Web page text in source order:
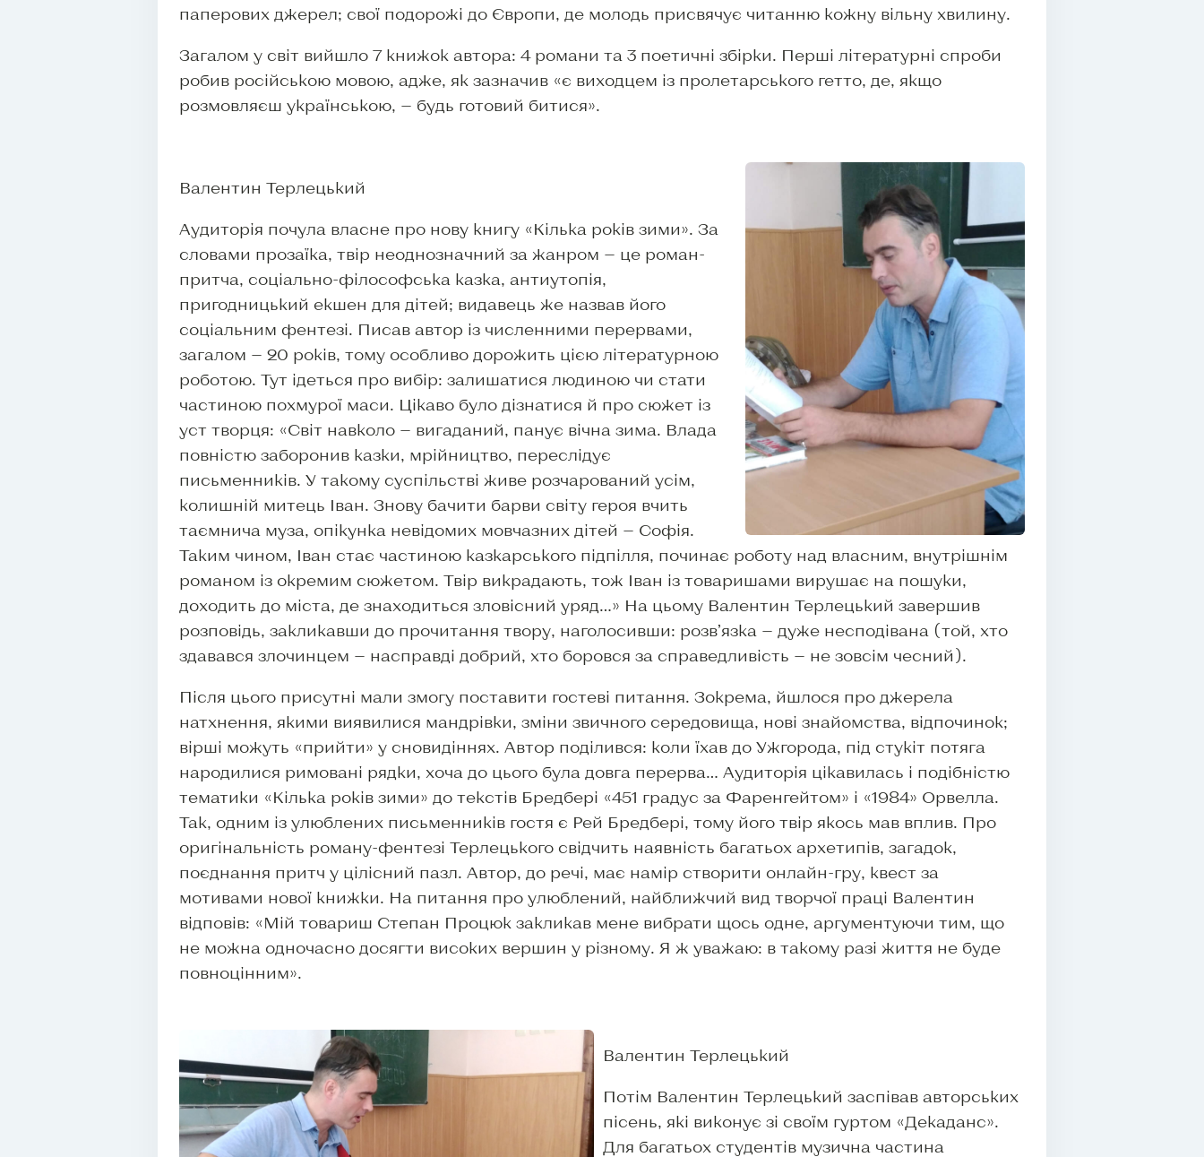
паперових джерел; свої подорожі до Європи, де молодь присвячує читанню кожну вільну хвилину.
Загалом у світ вийшло 7 книжок автора: 4 романи та 3 поетичні збірки. Перші літературні спроби
робив російською мовою, адже, як зазначив «є виходцем із пролетарського гетто, де, якщо
розмовляєш українською, — будь готовий битися».
Валентин Терлецький
Аудиторія почула власне про нову книгу «Кілька років зими». За
словами прозаїка, твір неоднозначний за жанром — це роман-
притча, соціально-філософська казка, антиутопія,
пригодницький екшен для дітей; видавець же назвав його
соціальним фентезі. Писав автор із численними перервами,
загалом — 20 років, тому особливо дорожить цією літературною
роботою. Тут ідеться про вибір: залишатися людиною чи стати
частиною похмурої маси. Цікаво було дізнатися й про сюжет із
уст творця: «Світ навколо — вигаданий, панує вічна зима. Влада
повністю заборонив казки, мрійництво, переслідує
письменників. У такому суспільстві живе розчарований усім,
колишній митець Іван. Знову бачити барви світу героя вчить
таємнича муза, опікунка невідомих мовчазних дітей — Софія.
Таким чином, Іван стає частиною казкарського підпілля, починає роботу над власним, внутрішнім
романом із окремим сюжетом. Твір викрадають, тож Іван із товаришами вирушає на пошуки,
доходить до міста, де знаходиться зловісний уряд…» На цьому Валентин Терлецький завершив
розповідь, закликавши до прочитання твору, наголосивши: розв’язка — дуже несподівана (той, хто
здавався злочинцем — насправді добрий, хто боровся за справедливість — не зовсім чесний).
Після цього присутні мали змогу поставити гостеві питання. Зокрема, йшлося про джерела
натхнення, якими виявилися мандрівки, зміни звичного середовища, нові знайомства, відпочинок;
вірші можуть «прийти» у сновидіннях. Автор поділився: коли їхав до Ужгорода, під стукіт потяга
народилися римовані рядки, хоча до цього була довга перерва… Аудиторія цікавилась і подібністю
тематики «Кілька років зими» до текстів Бредбері «451 градус за Фаренгейтом» і «1984» Орвелла.
Так, одним із улюблених письменників гостя є Рей Бредбері, тому його твір якось мав вплив. Про
оригінальність роману-фентезі Терлецького свідчить наявність багатьох архетипів, загадок,
поєднання притч у цілісний пазл. Автор, до речі, має намір створити онлайн-гру, квест за
мотивами нової книжки. На питання про улюблений, найближчий вид творчої праці Валентин
відповів: «Мій товариш Степан Процюк закликав мене вибрати щось одне, аргументуючи тим, що
не можна одночасно досягти високих вершин у різному. Я ж уважаю: в такому разі життя не буде
повноцінним».
Валентин Терлецький
Потім Валентин Терлецький заспівав авторських
пісень, які виконує зі своїм гуртом «Декаданс».
Для багатьох студентів музична частина